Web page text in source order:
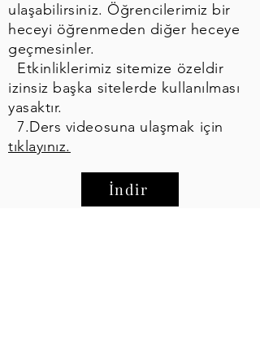
ulaşabilirsiniz. Öğrencilerimiz bir
heceyi öğrenmeden diğer heceye
geçmesinler.
Etkinliklerimiz sitemize özeldir
izinsiz başka sitelerde kullanılması
yasaktır.
7.Ders videosuna ulaşmak için
tıklayınız.
İndir